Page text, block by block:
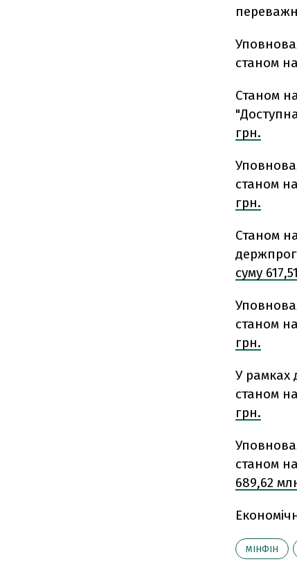
станом
Станом
грн.
станом
грн.
Станом
суму
станом
грн.
У рамках
станом
грн.
станом
689,62
МІНФІН